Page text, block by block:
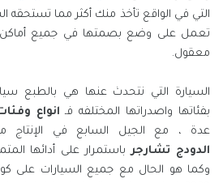
التي في الواقع تأخذ منك أكثر مما تستحقه
تعمل على وضع بصمتها في جميع أماكن
معقول.
السيارة التي نتحدث عنها هي بالطبع
بفئاتها واصدراتها المختلفه فـ انواع
عدة ، مع الجيل السابع في الإنتاج منذ عام
الدودج تشارجرباستمرار على أدائها
وكما هو الحال مع جميع السيارات على